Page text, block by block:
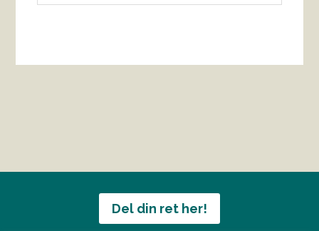
Del din ret her!